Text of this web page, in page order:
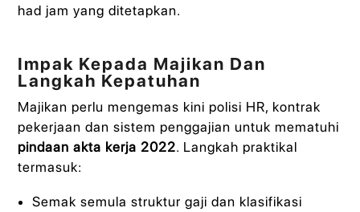
had jam yang ditetapkan.
Impak Kepada Majikan Dan
Langkah Kepatuhan
Majikan perlu mengemas kini polisi HR, kontrak
pekerjaan dan sistem penggajian untuk mematuhi
pindaan akta kerja 2022. Langkah praktikal
termasuk:
Semak semula struktur gaji dan klasifikasi